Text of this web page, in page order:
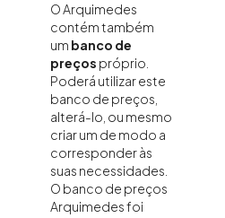
O Arquimedes
contém também
um banco de
preços próprio.
Poderá utilizar este
banco de preços,
alterá-lo, ou mesmo
criar um de modo a
corresponder às
suas necessidades.
O banco de preços
Arquimedes foi